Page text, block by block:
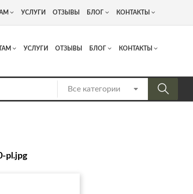
Котельнический проезд 13 +7 (917) 537 17 16
УСЛУГИ ОТЗЫВЫ БЛОГ КОНТАКТЫ
УСЛУГИ ОТЗЫВЫ БЛОГ КОНТАКТЫ
pl.jpg